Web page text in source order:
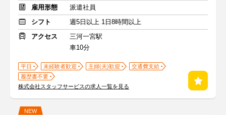
雇用形態
派遣社員
シフト
週5日以上 1日8時間以上
アクセス
三河一宮駅
車10分
平日 未経験者歓迎 主婦(夫)歓迎
交通費支給
履歴書不要
株式会社スタッフサービスの求人一覧を見る
NEW